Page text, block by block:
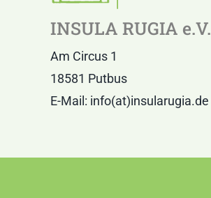
INSULA RUGIA e.V.
Am Circus 1
18581 Putbus
E-Mail: info(at)insularugia.de